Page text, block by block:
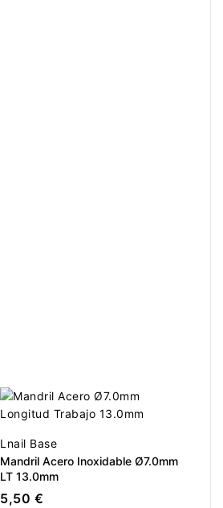
Lnail Base
Mandril Acero Inoxidable Ø7.0mm
LT 13.0mm
5,50 €